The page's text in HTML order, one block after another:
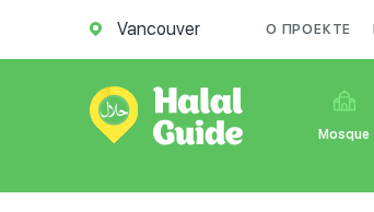
Vancouver О ПРОЕКТЕ
Mosque